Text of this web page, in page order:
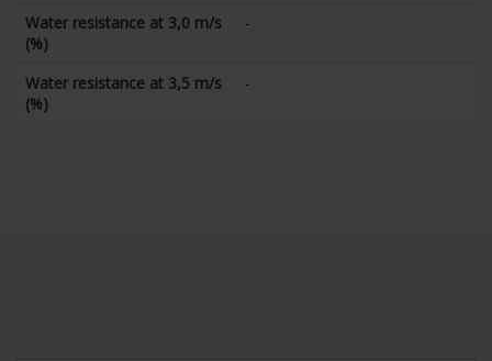
Water resistance at 3,0 m/s
(%)
-
Water resistance at 3,5 m/s
(%)
-